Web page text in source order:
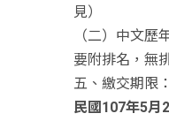
見）
（二）中文歷
要附排名，無
五、繳交期限：
民國 107年5月